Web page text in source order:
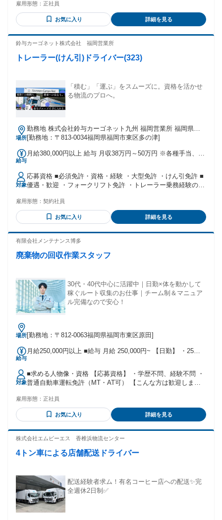
がない方でも入社後 取得することも可能です ✅歓迎条件 ・将
来的に管理職になりたい方 ・周りと連携しながら責任感を 持
って物事に取り組める方 ・チーム一丸となって協力し合える
✅こんな方におすすめ ・今後のキャリアに不満を感じている
伸び悩んでいる方 ・キャリアチェンジをしたい方 ・事務作業
ります。 年齢に関わらず意欲があれば 半年から1年程度で事
務管理職への キャリアアップを目指せる環境です。 ※まずは
職場環境を知りたいということはアルバイトからの勤務もも
ちろん可能です！
雇用形態： 正社員
お気に入り 詳細を見る
鈴与カーゴネット株式会社 福岡営業所
トレーラー(けん引)ドライバー(323)
「積む」「運ぶ」をスムーズに。資格を活かせ
る物流のプロへ。
場所
勤務地 株式会社鈴与カーゴネット九州 福岡営業所 福岡県福
岡市東区多の津1-13-14 （車庫は福岡市東区蒲田 となりま
[勤務地：〒813-0034福岡県福岡市東区多の津]
給与
月給380,000円以上 給与 月収38万円～50万円 ※各種手当、業
す。 報酬・各種手当等 ■賞与・昇給 賞与年2回（7月・12月）
昇給あり（年1回） ■手当 通勤手当、家族手当、資格手当、役
職手当、荷役手当 など ※例. 家族手当 配偶者または扶養家
族…12,000円 子供…一人につき4,000円（3人まで） ■その他
について 研修期間につきましては、上記記載の給与とは異な
ります。 （研修終了後は、上記記載の給与へ移行しますので
ご安心ください。）
対象
応募資格 ■必須免許・資格・経験 ・大型免許 ・けん引免許 ■
優遇・歓迎 ・フォークリフト免許 ・トレーラー乗務経験のあ
雇用形態： 契約社員
お気に入り 詳細を見る
有限会社メンテナンス博多
廃棄物の回収作業スタッフ
30代・40代中心に活躍中｜日勤×体を動かして
稼ぐルート収集のお仕事｜チーム制＆マニュア
ル完備なので安心！
場所[勤務地：〒812-0063福岡県福岡市東区原田]
給与
月給250,000円以上 ■給与 月給 250,000円~ 【日勤】 ・25万
補助有 ・社会保険完備 ・残業手当有 ・規定交通費 ・分煙休
憩所有（冷暖房完備） ・冷蔵庫等あり 固定残業代の有無：な
し ■交通費 規定支給
対象
■求める人物像・資格 【応募資格】 ・学歴不問、経験不問 ・
普通自動車運転免許（MT・AT可） 【こんな方は歓迎しま
・車の運転が好きな方 ・日勤のみお仕事をお探しの方 ・フル
タイムで働きたいフリーターさん 【こんな方が活躍中】 ・20
代、30代、40代活躍中！ ・異業種からの転職者も活躍中！
雇用形態： 正社員
お気に入り 詳細を見る
株式会社エムビーエス 香椎浜物流センター
4トン車による店舗配送ドライバー
配送経験者求ム！有名コーヒー店への配送✨完
全週休2日制✅